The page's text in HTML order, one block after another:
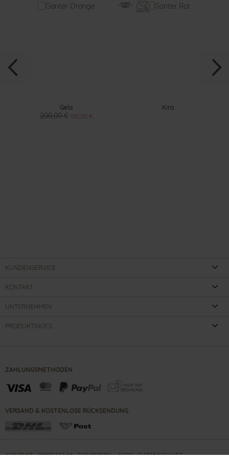
Gela
200,00 € 100,00 €
Kira
KUNDENSERVICE
KONTAKT
UNTERNEHMEN
PRODUKTINOFS
ZAHLUNGSMETHODEN
VERSAND & KOSTENLOSE RÜCKSENDUNG
KONTAKT IMPRESSUM B2B PORTAL AGBS DATENSCHUTZ